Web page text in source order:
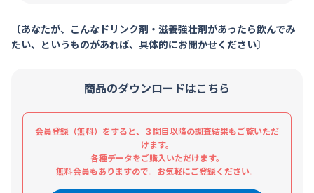
〔あなたが、こんなドリンク剤・滋養強壮剤があったら飲んでみ
たい、というものがあれば、具体的にお聞かせください〕
商品のダウンロードはこちら
会員登録（無料）をすると、３問目以降の調査結果もご覧いただ
けます。
各種データをご購入いただけます。
無料会員もありますので。お気軽にご登録ください。